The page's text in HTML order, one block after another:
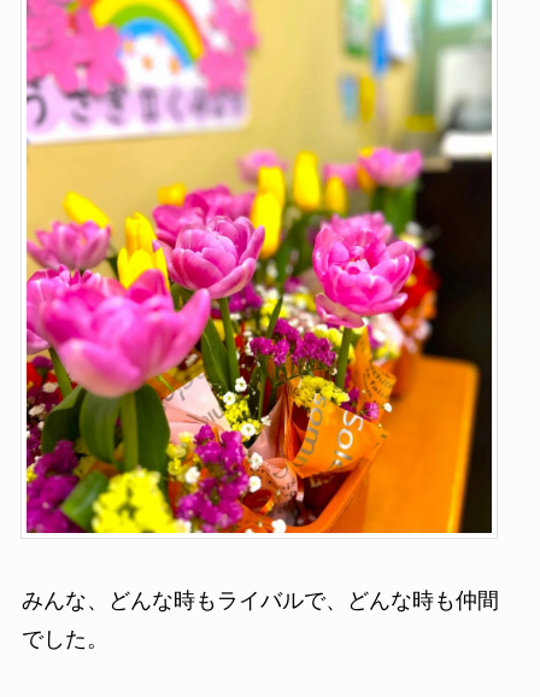
みんな、どんな時もライバルで、どんな時も仲間
でした。